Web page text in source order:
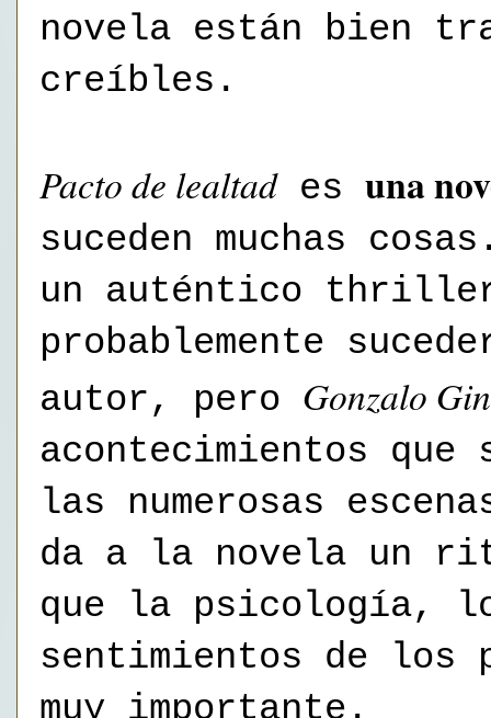
novela están bien
creíbles.
Pacto de lealtades una
suceden muchas
un auténtico
probablemente
autor, pero Gonzalo
acontecimientos que
las numerosas
da a la novela un
que la psicología,
sentimientos de los
muy importante.